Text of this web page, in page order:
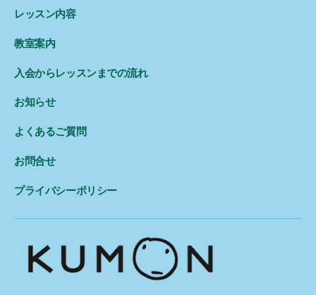
送
り
レッスン内容
教室案内
入会からレッスンまでの流れ
お知らせ
よくあるご質問
お問合せ
プライバシーポリシー